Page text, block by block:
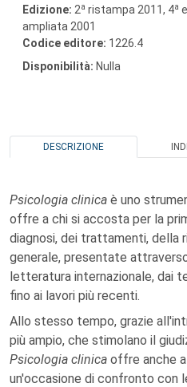
Edizione: 2a ristampa 2011, 4a
ampliata 2001
Codice editore: 1226.4
Disponibilità: Nulla
DESCRIZIONE
Psicologia clinica è uno
offre a chi si accosta per la
diagnosi, dei trattamenti, della
generale, presentate
letteratura internazionale, dai
fino ai lavori più recenti.
Allo stesso tempo, grazie
più ampio, che stimolano il
Psicologia clinica offre anche
un'occasione di confronto con